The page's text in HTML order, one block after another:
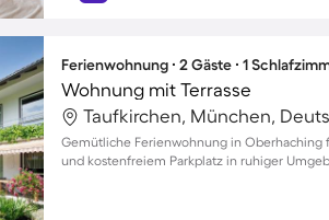
Ferienwohnung ∙ 2 Gäste ∙ 1
Wohnung mit Terrasse
Taufkirchen, München,
Gemütliche Ferienwohnung in Oberhaching
und kostenfreiem Parkplatz in ruhiger